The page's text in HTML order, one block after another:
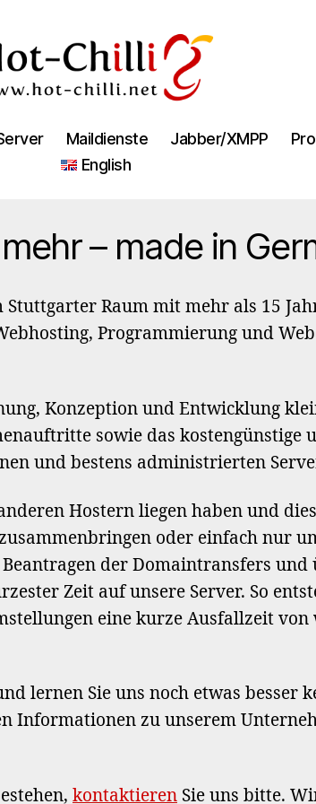
Maildienste Jabber/XMPP
English
– made in
Raum mit mehr als 15
Programmierung und
Konzeption und Entwicklung
sowie das kostengünstige
und bestens administrierten
Hostern liegen haben und
oder einfach nur
der Domaintransfers
Zeit auf unsere Server. So
eine kurze Ausfallzeit von
lernen Sie uns noch etwas besser
Informationen zu unserem
kontaktieren Sie uns bitte.